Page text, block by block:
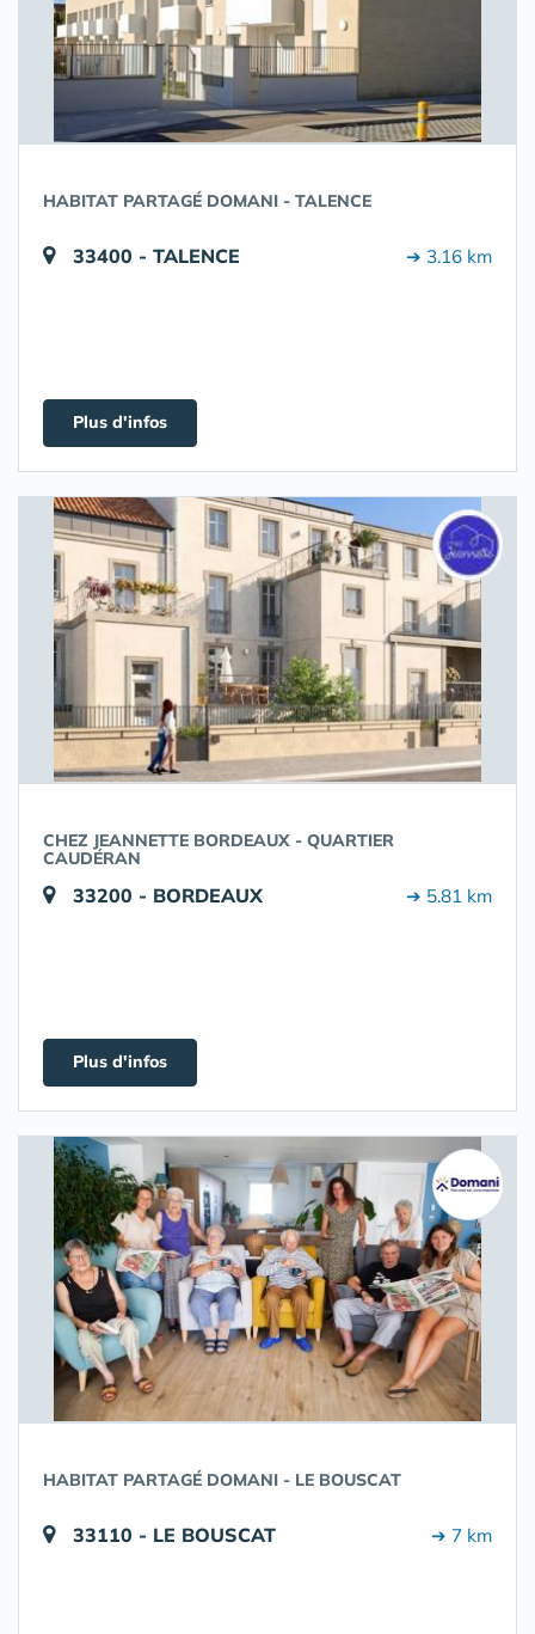
HABITAT PARTAGÉ DOMANI - TALENCE
33400 - TALENCE ➔ 3.16 km
Plus d'infos
CHEZ JEANNETTE BORDEAUX - QUARTIER
CAUDÉRAN
33200 - BORDEAUX ➔ 5.81 km
Plus d'infos
HABITAT PARTAGÉ DOMANI - LE BOUSCAT
33110 - LE BOUSCAT ➔ 7 km